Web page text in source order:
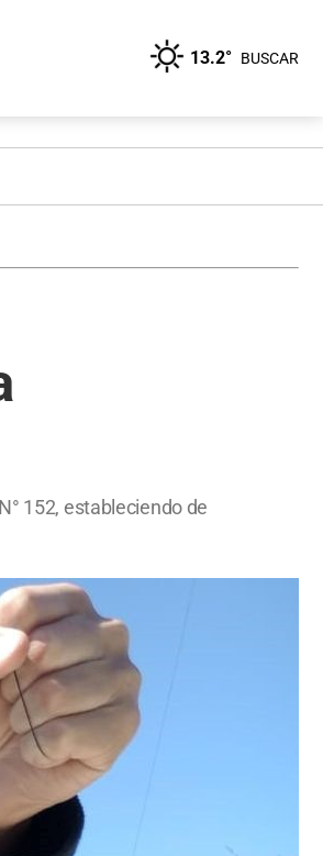
13.2° BUSCAR
152, estableciendo de